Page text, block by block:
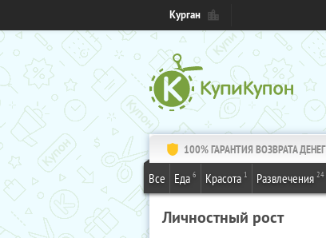
Курган
100% ГАРАНТИЯ ВОЗВРАТА ДЕНЕГ
Все Еда 6 Красота 1 Развлечения 24
Личностный рост